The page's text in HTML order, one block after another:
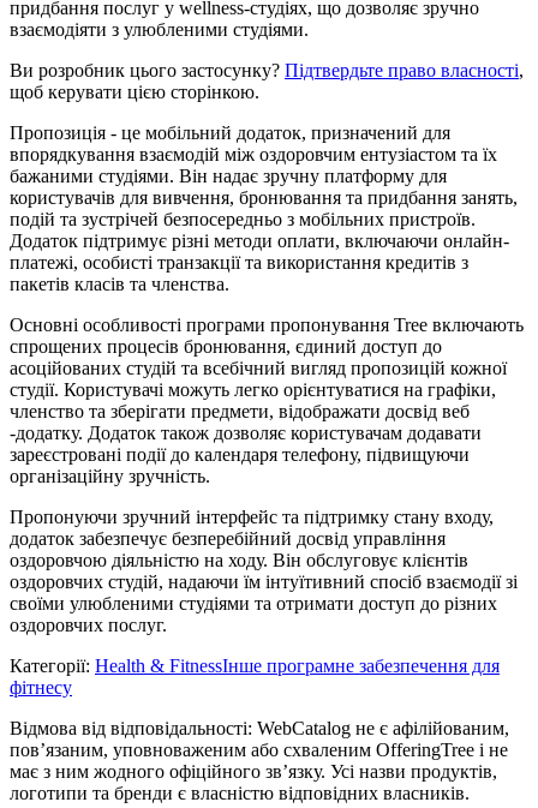
придбання послуг у wellness-студіях, що дозволяє зручно
взаємодіяти з улюбленими студіями.
Ви розробник цього застосунку? Підтвердьте право власності,
щоб керувати цією сторінкою.
Пропозиція - це мобільний додаток, призначений для
впорядкування взаємодій між оздоровчим ентузіастом та їх
бажаними студіями. Він надає зручну платформу для
користувачів для вивчення, бронювання та придбання занять,
подій та зустрічей безпосередньо з мобільних пристроїв.
Додаток підтримує різні методи оплати, включаючи онлайн-
платежі, особисті транзакції та використання кредитів з
пакетів класів та членства.
Основні особливості програми пропонування Tree включають
спрощених процесів бронювання, єдиний доступ до
асоційованих студій та всебічний вигляд пропозицій кожної
студії. Користувачі можуть легко орієнтуватися на графіки,
членство та зберігати предмети, відображати досвід веб
-додатку. Додаток також дозволяє користувачам додавати
зареєстровані події до календаря телефону, підвищуючи
організаційну зручність.
Пропонуючи зручний інтерфейс та підтримку стану входу,
додаток забезпечує безперебійний досвід управління
оздоровчою діяльністю на ходу. Він обслуговує клієнтів
оздоровчих студій, надаючи їм інтуїтивний спосіб взаємодії зі
своїми улюбленими студіями та отримати доступ до різних
оздоровчих послуг.
Категорії: Health & FitnessІнше програмне забезпечення для
фітнесу
Відмова від відповідальності: WebCatalog не є афілійованим,
пов’язаним, уповноваженим або схваленим OfferingTree і не
має з ним жодного офіційного зв’язку. Усі назви продуктів,
логотипи та бренди є власністю відповідних власників.